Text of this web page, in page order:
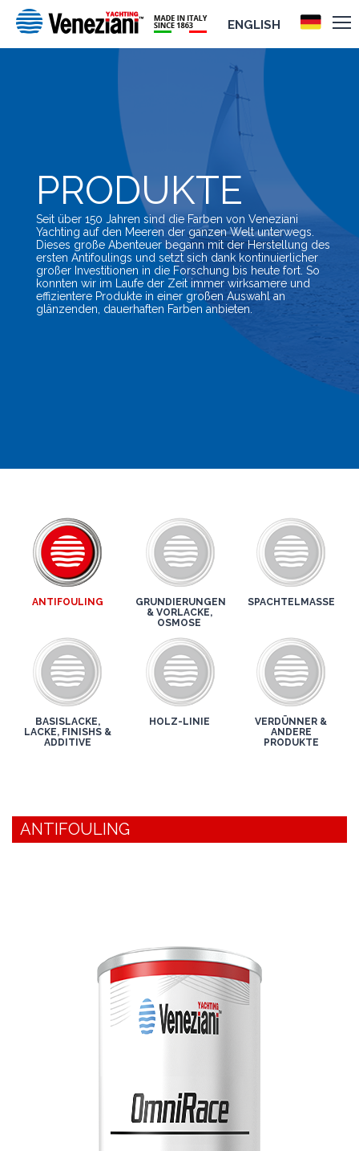
ENGLISH
PRODUKTE
Seit über 150 Jahren sind die Farben von Veneziani
Yachting auf den Meeren der ganzen Welt unterwegs.
Dieses große Abenteuer begann mit der Herstellung des
ersten Antifoulings und setzt sich dank kontinuierlicher
großer Investitionen in die Forschung bis heute fort. So
konnten wir im Laufe der Zeit immer wirksamere und
effizientere Produkte in einer großen Auswahl an
glänzenden, dauerhaften Farben anbieten.
ANTIFOULING
GRUNDIERUNGEN
& VORLACKE,
OSMOSE
SPACHTELMASSE
BASISLACKE,
LACKE, FINISHS &
ADDITIVE
HOLZ-LINIE
VERDÜNNER &
ANDERE
PRODUKTE
ANTIFOULING